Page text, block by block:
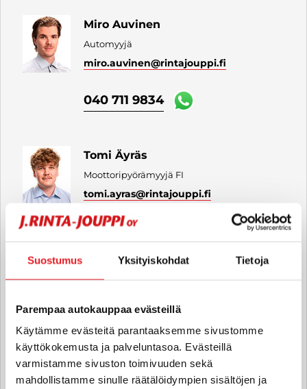
Suostumus Yksityiskohdat Tietoja
Parempaa autokauppaa evästeillä
Käytämme evästeitä parantaaksemme sivustomme
käyttökokemusta ja palveluntasoa. Evästeillä
varmistamme sivuston toimivuuden sekä
mahdollistamme sinulle räätälöidympien sisältöjen ja
Miro Auvinen
Automyyjä
miro.auvinen@rintajouppi.fi
040 711 9834
Tomi Äyräs
Moottoripyörämyyjä FI
tomi.ayras@rintajouppi.fi
040 711 3944
Automyyjä FI | EN
veeti.hartikainen @rintajouppi.fi
040 711 3962